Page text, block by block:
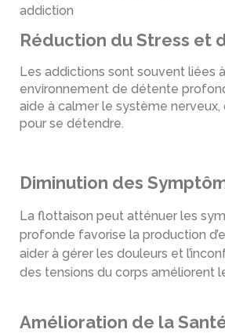
addiction
Réduction du Stress et
Les addictions sont souvent liées
environnement de détente
aide à calmer le système
pour se détendre.
Diminution des
La flottaison peut atténuer les
profonde favorise la production
aider à gérer les douleurs et
des tensions du corps améliorent
Amélioration de la